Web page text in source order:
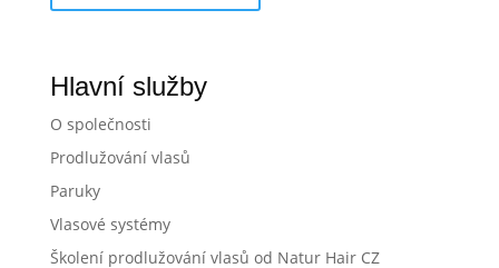
Hlavní služby
O společnosti
Prodlužování vlasů
Paruky
Vlasové systémy
Školení prodlužování vlasů od Natur Hair CZ